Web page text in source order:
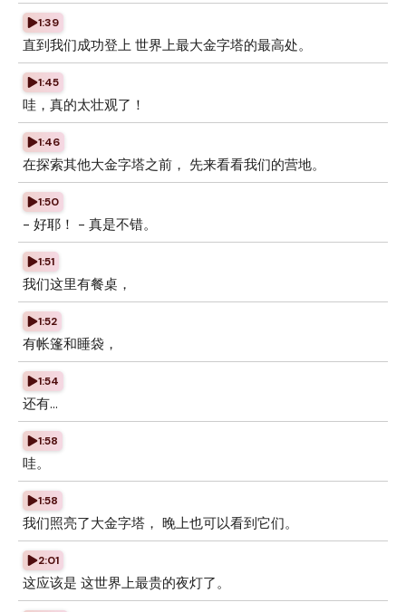
1:39
直到我们成功登上 世界上最大金字塔的最高处。
1:45
哇，真的太壮观了！
1:46
在探索其他大金字塔之前， 先来看看我们的营地。
1:50
- 好耶！ - 真是不错。
1:51
我们这里有餐桌，
1:52
有帐篷和睡袋，
1:54
还有...
1:58
哇。
1:58
我们照亮了大金字塔， 晚上也可以看到它们。
2:01
这应该是 这世界上最贵的夜灯了。